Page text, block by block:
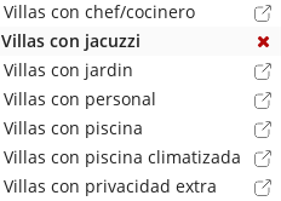
Villas con chef/cocinero
Villas con jacuzzi
Villas con jardin
Villas con personal
Villas con piscina
Villas con piscina climatizada
Villas con privacidad extra